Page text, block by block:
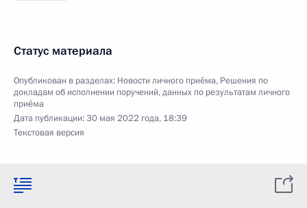
Статус материала
Опубликован в разделах: Новости личного приёма, Решения по
докладам об исполнении поручений, данных по результатам личного
приёма
Дата публикации:30 мая 2022 года, 18:39
Текстовая версия